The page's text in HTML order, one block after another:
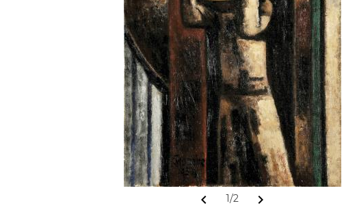
chevron_left 1/2 chevron_right